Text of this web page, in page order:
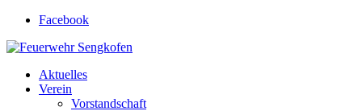
Facebook
Feuerwehr Sengkofen
Gott zur Ehr', dem nächsten zur Wehr
Aktuelles
Verein
Vorstandschaft